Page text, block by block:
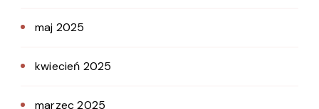
maj 2025
kwiecień 2025
marzec 2025